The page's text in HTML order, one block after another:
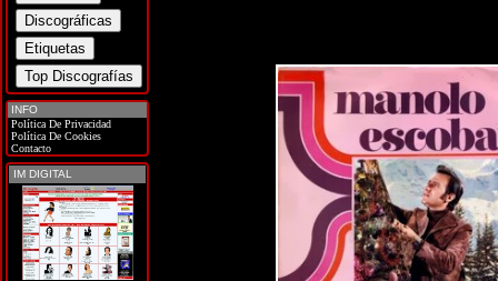
INFO
Política De Privacidad
Política De Cookies
Contacto
IM DIGITAL